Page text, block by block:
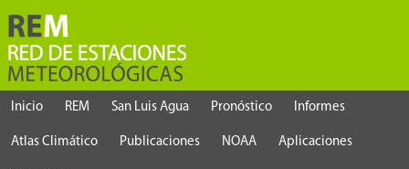
Inicio REM San Luis Agua Pronóstico Informes
Atlas Climático Publicaciones NOAA Aplicaciones